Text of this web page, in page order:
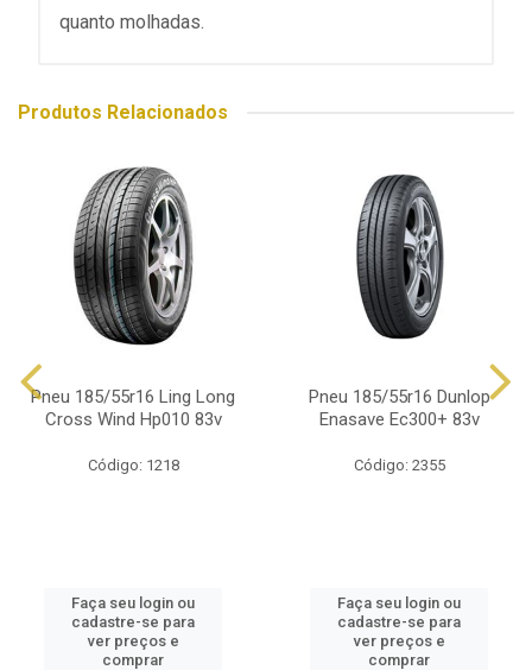
quanto molhadas.
Produtos Relacionados
Pneu 185/55r16 Ling Long
Cross Wind Hp010 83v
Código: 1218
Faça seu login ou
cadastre-se para
ver preços e
comprar
Pneu 185/55r16 Dunlop
Enasave Ec300+ 83v
Código: 2355
Faça seu login ou
cadastre-se para
ver preços e
comprar